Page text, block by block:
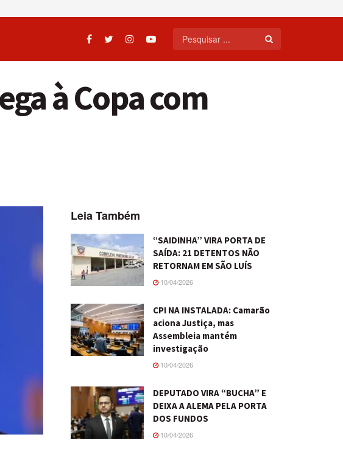
à Copa com
Leia Também
“SAIDINHA” VIRA PORTA DE
SAÍDA: 21 DETENTOS NÃO
RETORNAM EM SÃO LUÍS
10/04/2026
CPI NA INSTALADA: Camarão
aciona Justiça, mas
Assembleia mantém
investigação
10/04/2026
DEPUTADO VIRA “BUCHA” E
DEIXA A ALEMA PELA PORTA
DOS FUNDOS
10/04/2026